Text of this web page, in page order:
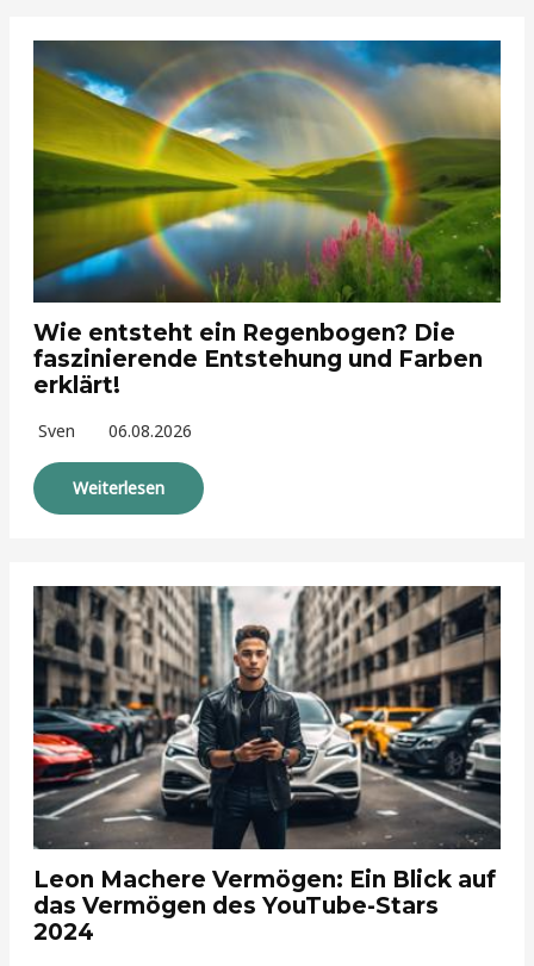
Wie entsteht ein Regenbogen? Die
faszinierende Entstehung und Farben
erklärt!
Sven 06.08.2026
Weiterlesen
Leon Machere Vermögen: Ein Blick auf
das Vermögen des YouTube-Stars
2024